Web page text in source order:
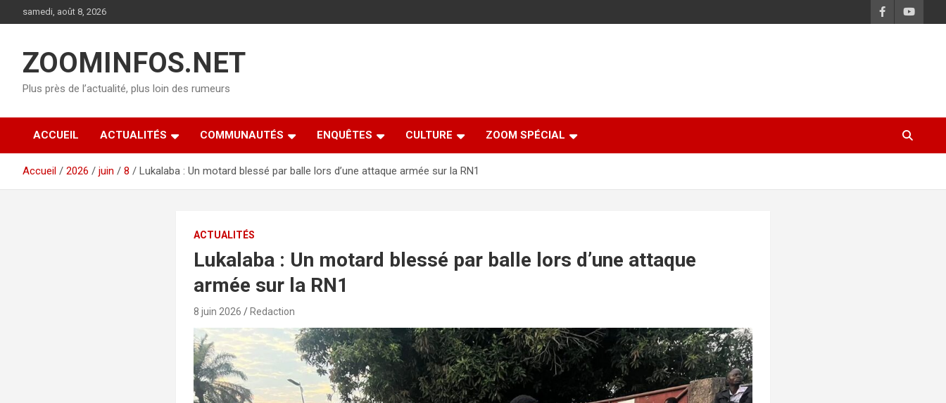
au
samedi, août 8, 2026
ZOOMINFOS.NET
Plus près de l’actualité, plus loin des rumeurs
ACCUEIL ACTUALITÉS COMMUNAUTÉS ENQUÊTES CULTURE ZOOM SPÉCIAL
Accueil 2026 juin 8 Lukalaba : Un motard blessé par balle lors d’une attaque armée sur la RN1
ACTUALITÉS
Lukalaba : Un motard blessé par balle lors d’une attaque
armée sur la RN1
8 juin 2026 Redaction